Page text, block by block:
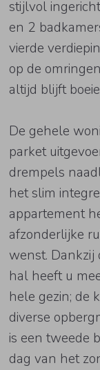
stijlvol
en 2
vierde
op de
altijd blijft
De gehele
parket
drempels
het slim
appartement
afzonderlijke
wenst. Dankzij
hal heeft u
hele gezin; de
diverse
is een tweede
dag van het